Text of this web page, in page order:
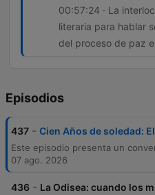
00:57:24 · La
literaria para hablar
del proceso de paz
Episodios
437 - Cien Años de soledad:
07 ago. 2026
436 - La Odisea: cuando los